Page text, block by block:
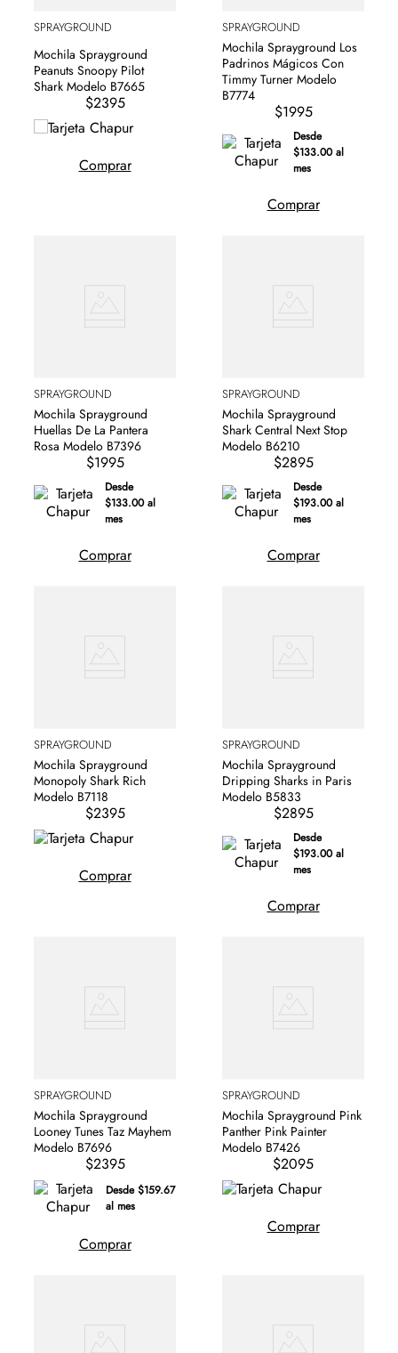
SPRAYGROUND
Mochila Sprayground
Peanuts Snoopy Pilot
Shark Modelo B7665
$2395
Comprar
SPRAYGROUND
Mochila Sprayground Los
Padrinos Mágicos Con
Timmy Turner Modelo
B7774
$1995
Desde
$133.00 al
mes
Comprar
SPRAYGROUND
Mochila Sprayground
Huellas De La Pantera
Rosa Modelo B7396
$1995
Desde
$133.00 al
mes
Comprar
SPRAYGROUND
Mochila Sprayground
Shark Central Next Stop
Modelo B6210
$2895
Desde
$193.00 al
mes
Comprar
SPRAYGROUND
Mochila Sprayground
Monopoly Shark Rich
Modelo B7118
$2395
Comprar
SPRAYGROUND
Mochila Sprayground
Dripping Sharks in Paris
Modelo B5833
$2895
Desde
$193.00 al
mes
Comprar
SPRAYGROUND
Mochila Sprayground
Looney Tunes Taz Mayhem
Modelo B7696
$2395
Desde $159.67
al mes
Comprar
SPRAYGROUND
Mochila Sprayground Pink
Panther Pink Painter
Modelo B7426
$2095
Comprar